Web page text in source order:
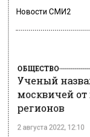
Новости СМИ2
ОБЩЕСТВО
Ученый
москвичей
регионов
2 августа 2022, 12:10